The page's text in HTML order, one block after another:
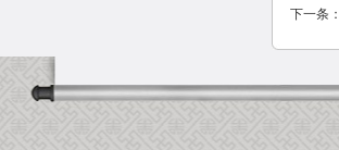
下一条：